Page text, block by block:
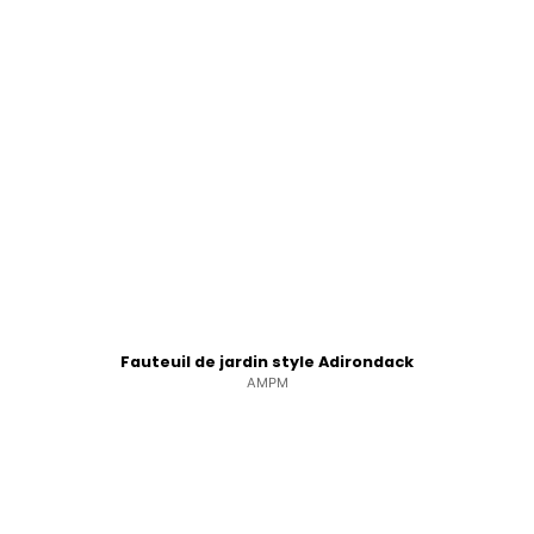
Fauteuil de jardin style Adirondack
AMPM